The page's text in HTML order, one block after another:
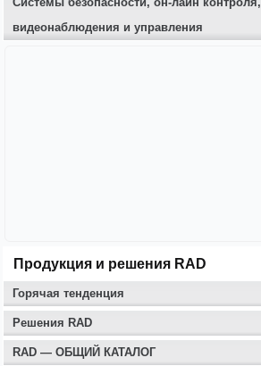
видеонаблюдения и управления
Продукция и решения RAD
Горячая тенденция
Решения RAD
RAD — ОБЩИЙ КАТАЛОГ